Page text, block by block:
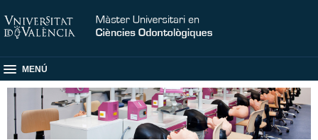
MENÚ